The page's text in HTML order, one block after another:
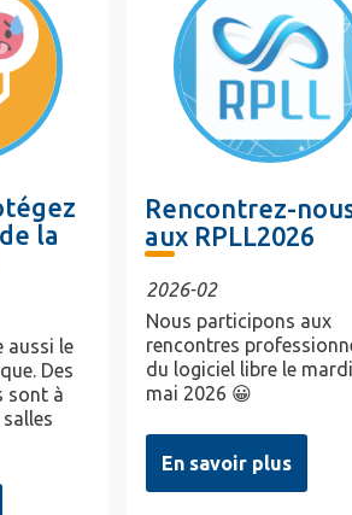
la
aussi le
Des
sont à
Rencontrez-
aux RPLL2026
2026-02
Nous participons aux
rencontres
du logiciel libre le
mai 2026 😀
En savoir plus